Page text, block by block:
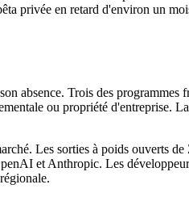
privée en retard d'environ un
absence. Trois des programmes
ou propriété d'entreprise.
Les sorties à poids
et Anthropic. Les